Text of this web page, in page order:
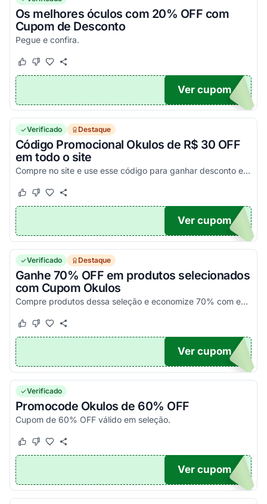
Os melhores óculos com 20% OFF com
Cupom de Desconto
Pegue e confira.
Este cupom funcionou
Este cupom não funcionou
20
Ver cupom
Verificado Destaque
Código Promocional Okulos de R$ 30 OFF
em todo o site
Compre no site e use esse código para ganhar desconto extra de R$ 30 em pedidos acima de R$ 299,90. Lembrando que esse benfício é só com Cupom Okulos. Aplique já!
Este cupom funcionou
Este cupom não funcionou
30
Ver cupom
Verificado Destaque
Ganhe 70% OFF em produtos selecionados
com Cupom Okulos
Compre produtos dessa seleção e economize 70% com esse código promocional Okulos. Confira agora!
Este cupom funcionou
Este cupom não funcionou
70
Ver cupom
Verificado
Promocode Okulos de 60% OFF
Cupom de 60% OFF válido em seleção.
Este cupom funcionou
Este cupom não funcionou
60
Ver cupom